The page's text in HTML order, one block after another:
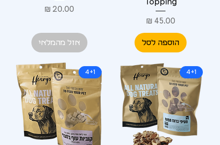
Topping
מחיר
הוספה לסל
מחיר
אזל מהמלאי
4+1
4+1